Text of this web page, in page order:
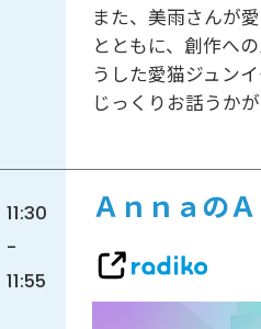
また、美雨さんが
とともに、創作へ
うした愛猫ジュン
じっくりお話うかが
11:30
-
11:55
Ａｎｎａの